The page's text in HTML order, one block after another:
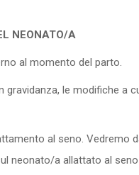
NEONATO/A
al momento del parto.
le modifiche a
al seno. Vedremo
neonato/a allattato al